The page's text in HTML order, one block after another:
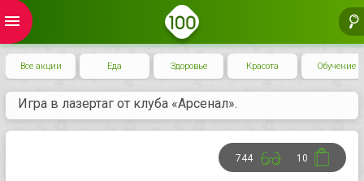
menu
Все акции Еда Здоровье Красота Обучение
Игра в лазертаг от клуба «Арсенал».
744 10